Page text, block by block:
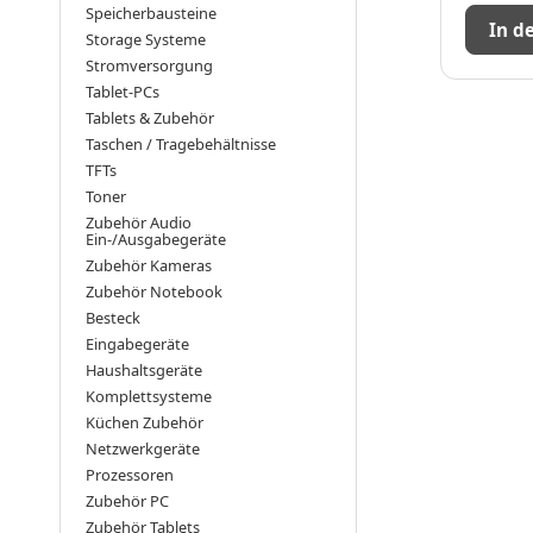
In
Speicherbausteine
Storage Systeme
Stromversorgung
Tablet-PCs
Tablets & Zubehör
Taschen / Tragebehältnisse
TFTs
Toner
Zubehör Audio
Ein-/Ausgabegeräte
Zubehör Kameras
Zubehör Notebook
Besteck
Eingabegeräte
Haushaltsgeräte
Komplettsysteme
Küchen Zubehör
Netzwerkgeräte
Prozessoren
Zubehör PC
Zubehör Tablets